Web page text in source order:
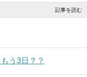
記事を読む
う3日？？